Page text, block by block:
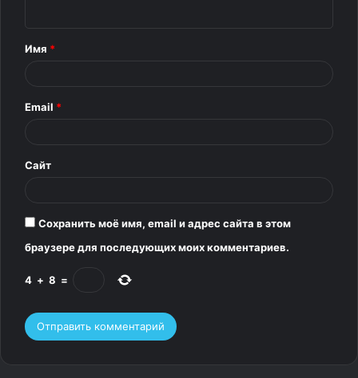
и
*
Имя *
Email *
Сайт
Сохранить моё имя, email и адрес сайта в этом
браузере для последующих моих комментариев.
4 + 8 =